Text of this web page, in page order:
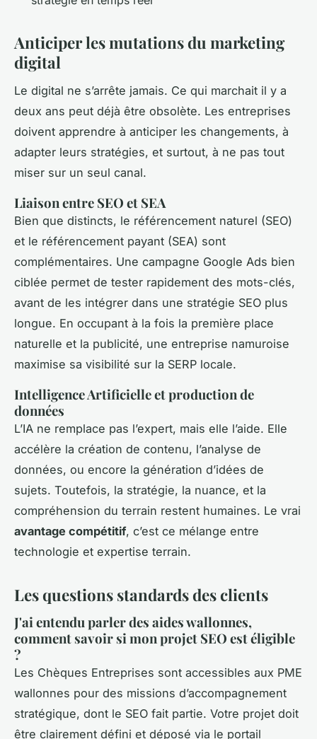
Anticiper les mutations du marketing
digital
Le digital ne s’arrête jamais. Ce qui marchait il y a
deux ans peut déjà être obsolète. Les entreprises
doivent apprendre à anticiper les changements, à
adapter leurs stratégies, et surtout, à ne pas tout
miser sur un seul canal.
Liaison entre SEO et SEA
Bien que distincts, le référencement naturel (SEO)
et le référencement payant (SEA) sont
complémentaires. Une campagne Google Ads bien
ciblée permet de tester rapidement des mots-clés,
avant de les intégrer dans une stratégie SEO plus
longue. En occupant à la fois la première place
naturelle et la publicité, une entreprise namuroise
maximise sa visibilité sur la SERP locale.
Intelligence Artificielle et production de
données
L’IA ne remplace pas l’expert, mais elle l’aide. Elle
accélère la création de contenu, l’analyse de
données, ou encore la génération d’idées de
sujets. Toutefois, la stratégie, la nuance, et la
compréhension du terrain restent humaines. Le vrai
avantage compétitif, c’est ce mélange entre
technologie et expertise terrain.
Les questions standards des clients
J'ai entendu parler des aides wallonnes,
comment savoir si mon projet SEO est éligible
?
Les Chèques Entreprises sont accessibles aux PME
wallonnes pour des missions d’accompagnement
stratégique, dont le SEO fait partie. Votre projet doit
être clairement défini et déposé via le portail